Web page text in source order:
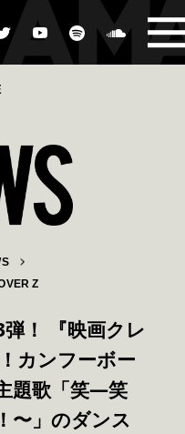
Z
！ 『映画クレ
カンフーボー
題歌「笑―笑
〜」のダンス